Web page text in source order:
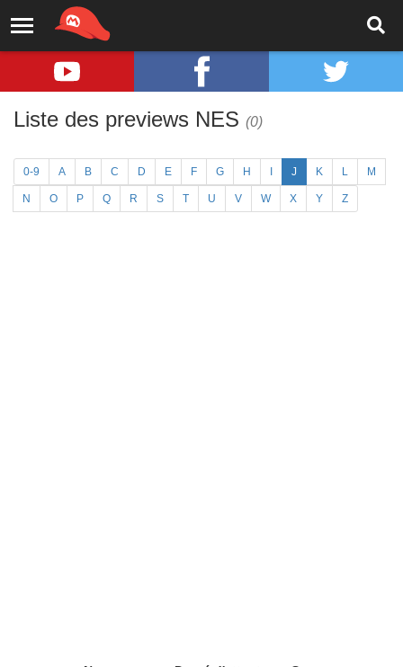
Liste des previews NES (0)
0-9 A B C D E F G H J K L M
N O P Q R S T U V W X Y Z